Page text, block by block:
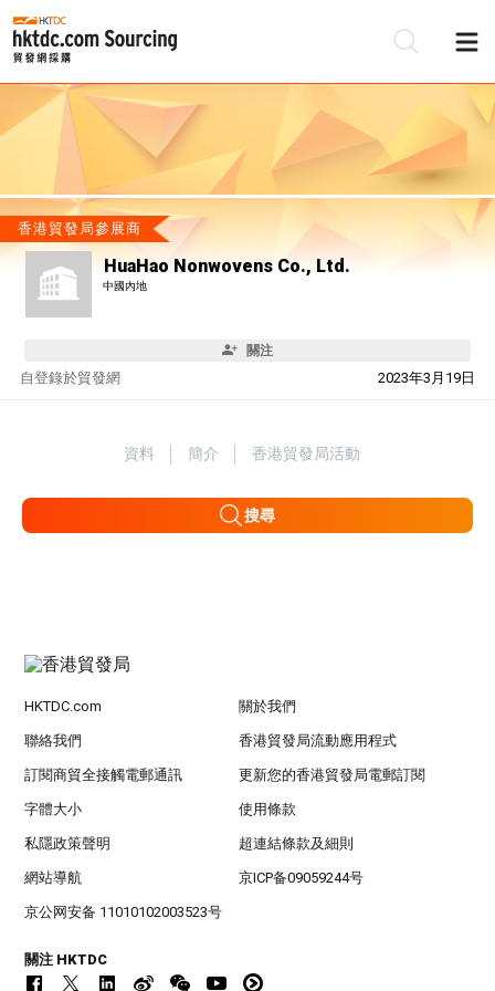
香港貿發局參展商
HuaHao Nonwovens Co., Ltd.
中國內地
關注
自 2023年3月19日
登錄於貿發網
資料 簡介 香港貿發局活動
搜尋
HKTDC.com 關於我們
聯絡我們 香港貿發局流動應用程式
訂閱商貿全接觸電郵通訊 更新您的香港貿發局電郵訂閱
字體大小 使用條款
私隱政策聲明 超連結條款及細則
網站導航 京ICP备09059244号
京公网安备 11010102003523号
關注 HKTDC